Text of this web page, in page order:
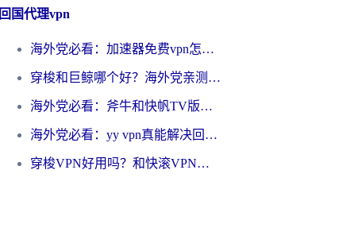
回国代理vpn
海外党必看：加速器免费vpn怎么选？3步教你无缝访问国内资源
穿梭和巨鲸哪个好？海外党亲测3款回国加速器，教你避开90%的坑
海外党必看：斧牛和快帆TV版哪个好？3分钟选对回国加速器，无缝刷B站、追热剧
海外党必看：yy vpn真能解决回国访问难题？附云极initap测评+免费方案对比
穿梭VPN好用吗？和快滚VPN对比哪个回国效果更好？海外党选回国加速器必看指南